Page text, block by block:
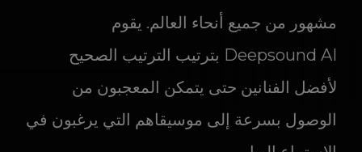
مشهور من جميع أنحاء العالم. يقوم
Deepsound AI بترتيب الترتيب الصحيح
لأفضل الفنانين حتى يتمكن المعجبون من
الوصول بسرعة إلى موسيقاهم التي يرغبون في